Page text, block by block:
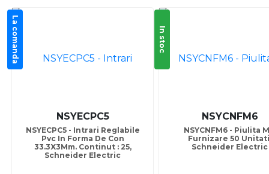
La comanda
NSYECPC5
NSYECPC5 - Intrari Reglabile
Pvc In Forma De Con
33.3X3Mm. Continut : 25,
Schneider Electric
In stoc
NSYCNFM6
NSYCNFM6 - Piulita
Furnizare 50
Schneider Electric